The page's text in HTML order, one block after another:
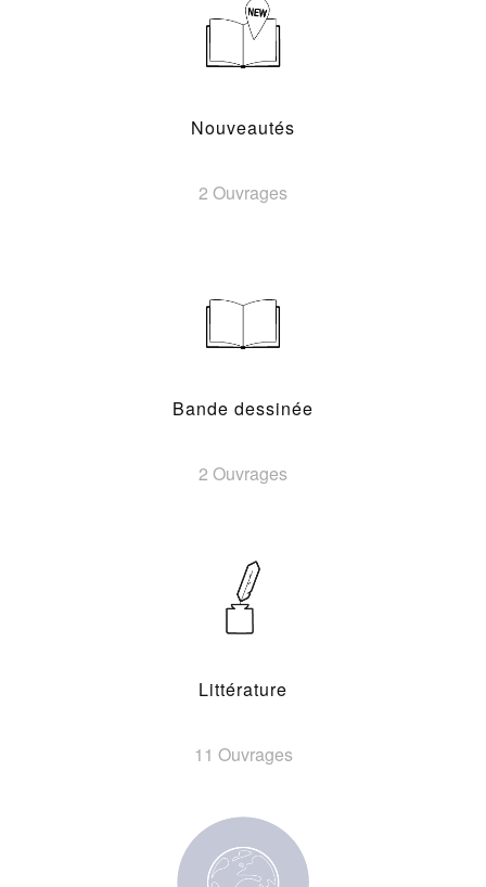
Nouveautés
2 Ouvrages
Bande dessinée
2 Ouvrages
Littérature
11 Ouvrages